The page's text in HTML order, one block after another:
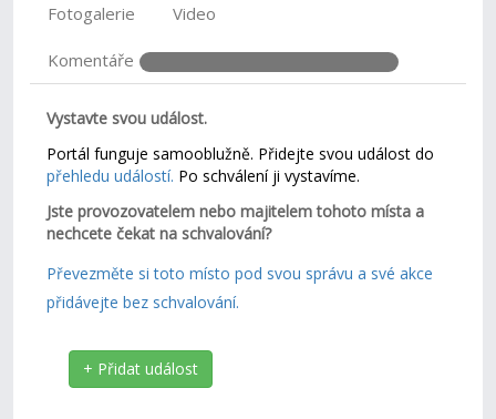
Fotogalerie Video
Komentáře
Vystavte svou událost.
Portál funguje samooblužně. Přidejte svou událost do
přehledu událostí. Po schválení ji vystavíme.
Jste provozovatelem nebo majitelem tohoto místa a
nechcete čekat na schvalování?
Převezměte si toto místo pod svou správu a své akce
přidávejte bez schvalování.
+ Přidat událost